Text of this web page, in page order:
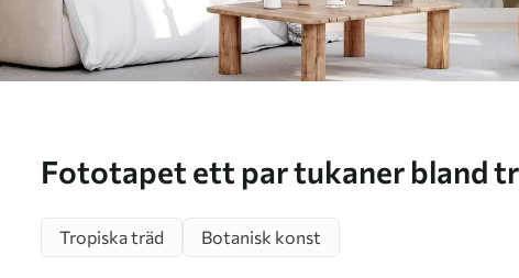
Fototapet ett par tukaner bland tropiska blommor och
Tropiska träd
Botanisk konst